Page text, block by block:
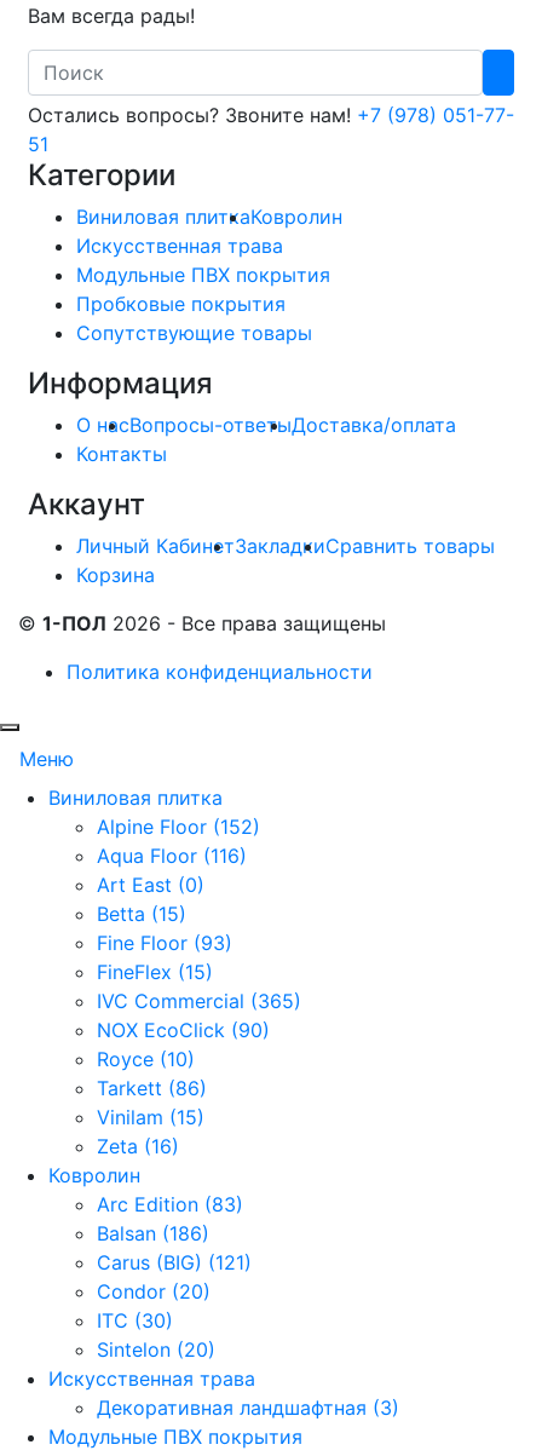
Вам всегда рады!
Search
Остались вопросы? Звоните нам! +7 (978) 051-77-
51
Категории
Виниловая плиткаКовролин
Искусственная трава
Модульные ПВХ покрытия
Пробковые покрытия
Сопутствующие товары
Информация
О насВопросы-ответыДоставка/оплата
Контакты
Аккаунт
Личный КабинетЗакладкиСравнить товары
Корзина
© 1-ПОЛ 2026 - Все права защищены
Политика конфиденциальности
Меню
Виниловая плитка
Alpine Floor (152)
Aqua Floor (116)
Art East (0)
Betta (15)
Fine Floor (93)
FineFlex (15)
IVC Commercial (365)
NOX EcoClick (90)
Royce (10)
Tarkett (86)
Vinilam (15)
Zeta (16)
Ковролин
Arc Edition (83)
Balsan (186)
Carus (BIG) (121)
Condor (20)
ITC (30)
Sintelon (20)
Искусственная трава
Декоративная ландшафтная (3)
Модульные ПВХ покрытия